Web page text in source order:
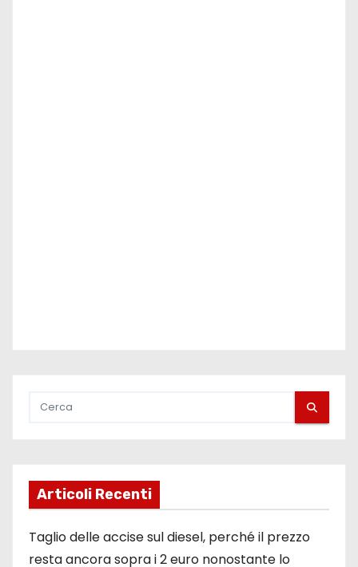
Articoli Recenti
Taglio delle accise sul diesel, perché il prezzo
resta ancora sopra i 2 euro nonostante lo